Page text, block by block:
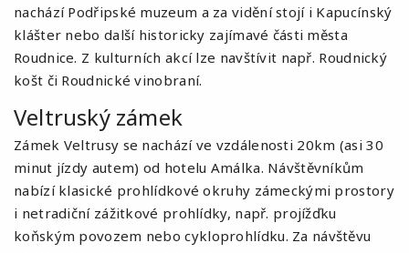
nachází Podřipské muzeum a za vidění stojí i Kapucínský
klášter nebo další historicky zajímavé části města
Roudnice. Z kulturních akcí lze navštívit např. Roudnický
košt či Roudnické vinobraní.
Veltruský zámek
Zámek Veltrusy se nachází ve vzdálenosti 20km (asi 30
minut jízdy autem) od hotelu Amálka. Návštěvníkům
nabízí klasické prohlídkové okruhy zámeckými prostory
i netradiční zážitkové prohlídky, např. projížďku
koňským povozem nebo cykloprohlídku. Za návštěvu